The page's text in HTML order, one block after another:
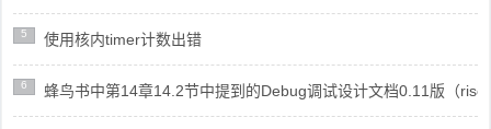
5 使用核内timer计数出错
6 蜂鸟书中第14章14.2节中提到的Debug调试设计文档0.11版（